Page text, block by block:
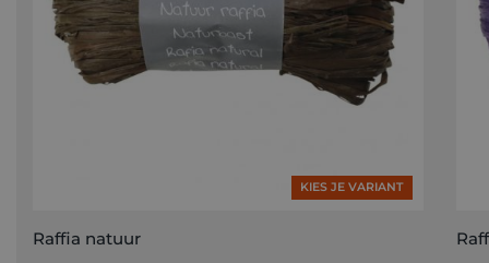
KIES JE VARIANT
Raffia natuur